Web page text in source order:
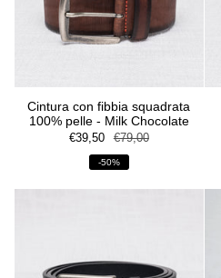
Cintura con fibbia squadrata
100% pelle - Milk Chocolate
€39,50 €79,00
-50%